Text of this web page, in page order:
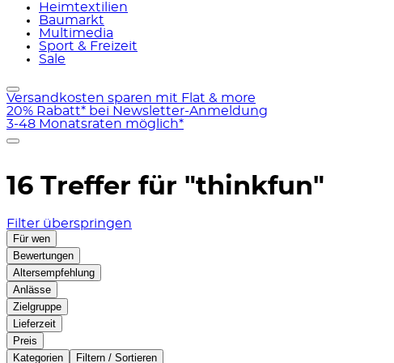
Heimtextilien
Baumarkt
Multimedia
Sport & Freizeit
Sale
Versandkosten sparen mit Flat & more
20% Rabatt* bei Newsletter-Anmeldung
3-48 Monatsraten möglich*
16 Treffer für "thinkfun"
Filter überspringen
Für wen
Bewertungen
Altersempfehlung
Anlässe
Zielgruppe
Lieferzeit
Preis
Kategorien
Filtern / Sortieren